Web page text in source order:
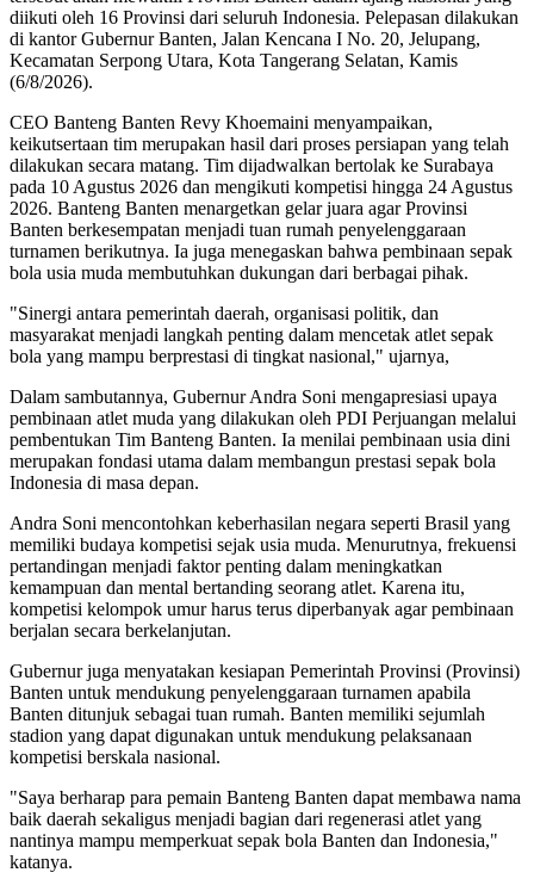
diikuti oleh 16 Provinsi dari seluruh Indonesia. Pelepasan dilakukan
di kantor Gubernur Banten, Jalan Kencana I No. 20, Jelupang,
Kecamatan Serpong Utara, Kota Tangerang Selatan, Kamis
(6/8/2026).
CEO Banteng Banten Revy Khoemaini menyampaikan,
keikutsertaan tim merupakan hasil dari proses persiapan yang telah
dilakukan secara matang. Tim dijadwalkan bertolak ke Surabaya
pada 10 Agustus 2026 dan mengikuti kompetisi hingga 24 Agustus
2026. Banteng Banten menargetkan gelar juara agar Provinsi
Banten berkesempatan menjadi tuan rumah penyelenggaraan
turnamen berikutnya. Ia juga menegaskan bahwa pembinaan sepak
bola usia muda membutuhkan dukungan dari berbagai pihak.
"Sinergi antara pemerintah daerah, organisasi politik, dan
masyarakat menjadi langkah penting dalam mencetak atlet sepak
bola yang mampu berprestasi di tingkat nasional," ujarnya,
Dalam sambutannya, Gubernur Andra Soni mengapresiasi upaya
pembinaan atlet muda yang dilakukan oleh PDI Perjuangan melalui
pembentukan Tim Banteng Banten. Ia menilai pembinaan usia dini
merupakan fondasi utama dalam membangun prestasi sepak bola
Indonesia di masa depan.
Andra Soni mencontohkan keberhasilan negara seperti Brasil yang
memiliki budaya kompetisi sejak usia muda. Menurutnya, frekuensi
pertandingan menjadi faktor penting dalam meningkatkan
kemampuan dan mental bertanding seorang atlet. Karena itu,
kompetisi kelompok umur harus terus diperbanyak agar pembinaan
berjalan secara berkelanjutan.
Gubernur juga menyatakan kesiapan Pemerintah Provinsi (Provinsi)
Banten untuk mendukung penyelenggaraan turnamen apabila
Banten ditunjuk sebagai tuan rumah. Banten memiliki sejumlah
stadion yang dapat digunakan untuk mendukung pelaksanaan
kompetisi berskala nasional.
"Saya berharap para pemain Banteng Banten dapat membawa nama
baik daerah sekaligus menjadi bagian dari regenerasi atlet yang
nantinya mampu memperkuat sepak bola Banten dan Indonesia,"
katanya.